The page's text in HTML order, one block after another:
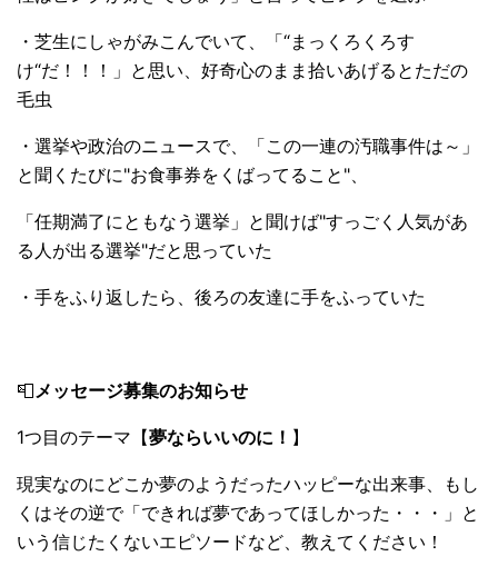
・芝生にしゃがみこんでいて、「“まっくろくろす
け“だ！！！」と思い、好奇心のまま拾いあげるとただの
毛虫
・選挙や政治のニュースで、「この一連の汚職事件は～」
と聞くたびに"お食事券をくばってること"、
「任期満了にともなう選挙」と聞けば"すっごく人気があ
る人が出る選挙"だと思っていた
・手をふり返したら、後ろの友達に手をふっていた
📮メッセージ募集のお知らせ
1つ目のテーマ【夢ならいいのに！ 】
現実なのにどこか夢のようだったハッピーな出来事、もし
くはその逆で「できれば夢であってほしかった・・・」と
いう信じたくないエピソードなど、教えてください！